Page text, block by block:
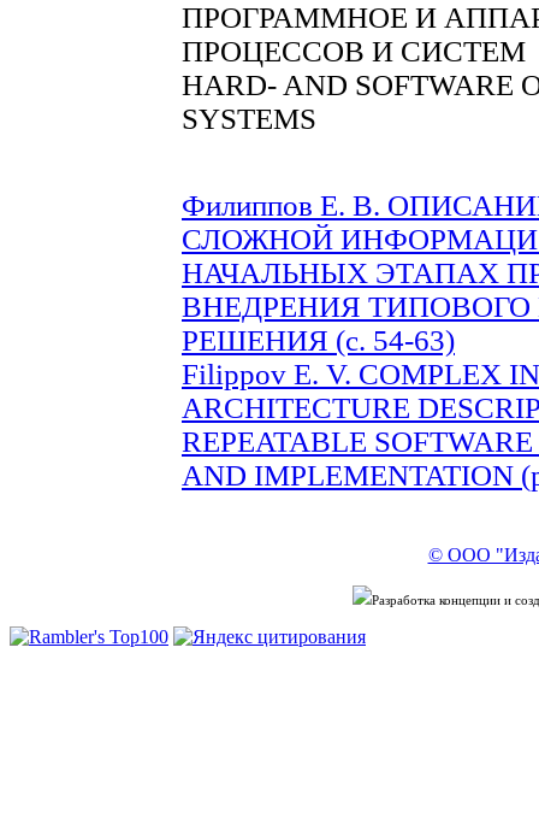
ПРОГРАММНОЕ И
ПРОЦЕССОВ И СИСТЕМ
HARD- AND SOFTWARE
SYSTEMS
Филиппов Е. В.
СЛОЖНОЙ
НАЧАЛЬНЫХ ЭТАПАХ
ВНЕДРЕНИЯ
РЕШЕНИЯ (с. 54-63)
Filippov E. V. COMPLEX
ARCHITECTURE
REPEATABLE
AND IMPLEMENTATION
© ООО
Разработка концепции и